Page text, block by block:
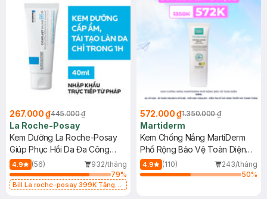
267.000 ₫445.000 ₫
La Roche-Posay
Kem Dưỡng La Roche-Posay
Giúp Phục Hồi Da Đa Công
Dụng 40ml
4.9 (56)
932/tháng
79%
Bill La roche-posay 399K Tặng
572.000 ₫1.350.000 ₫
Martiderm
Kem Chống Nắng MartiDerm
Phổ Rộng Bảo Vệ Toàn Diện
40ml
4.9 (110)
243/tháng
50%